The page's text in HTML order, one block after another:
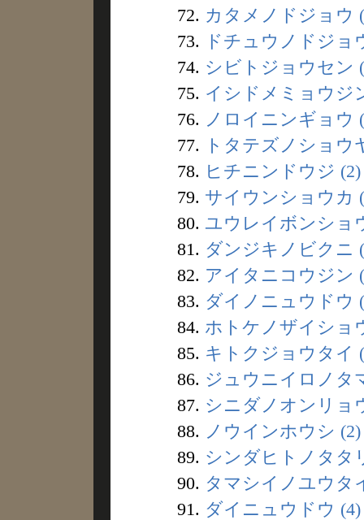
72. カタメノドジョウ
73.
ドチュウノドジョ
74. シビトジョウセン
75. イシドメミョウジ
76. ノロイニンギョウ
77.
トタテズノショウ
78. ヒチニンドウジ (2)
79. サイウンショウカ
80. ユウレイボンショ
81. ダンジキノビクニ
82. アイタニコウジン
83. ダイノニュウドウ
84. ホトケノザイショ
85. キトクジョウタイ
86. ジュウニイロノタ
87. シニダノオンリョ
88. ノウインホウシ (2)
89. シンダヒトノタタ
90. タマシイノユウタ
91. ダイニュウドウ (4)